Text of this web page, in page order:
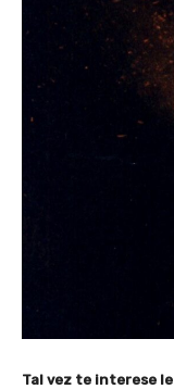
Tal vez te interese